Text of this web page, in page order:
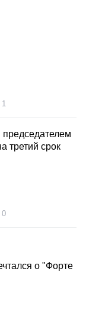
1
третий срок
0
о "Форте